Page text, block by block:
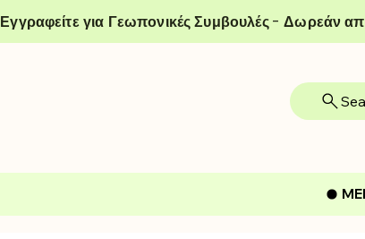
Εγγραφείτε για Γεωπονικές Συμβουλές - Δωρεάν